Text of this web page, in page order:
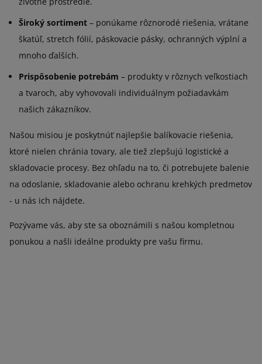
Široký sortiment – ponúkame rôznorodé riešenia, vrátane
škatúľ, stretch fólií, páskovacie pásky, ochranných výplní a
mnoho ďalších.
Prispôsobenie potrebám – produkty v rôznych veľkostiach
a tvaroch, aby vyhovovali individuálnym požiadavkám
našich zákazníkov.
Našou misiou je poskytnúť najlepšie balíkovacie riešenia,
ktoré nielen chránia tovary, ale tiež zlepšujú logistické a
skladovacie procesy. Bez ohľadu na to, či potrebujete balenie
na odoslanie, skladovanie alebo ochranu krehkých predmetov
- u nás ich nájdete.
Pozývame vás, aby ste sa oboznámili s našou kompletnou
ponukou a našli ideálne produkty pre vašu firmu.